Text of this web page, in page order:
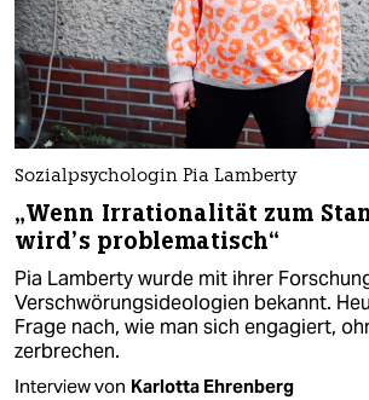
Sozialpsychologin Pia Lamberty
„Wenn Irrationalität zum
wird’s problematisch“
Pia Lamberty wurde mit ihrer
Verschwörungsideologien bekannt.
Frage nach, wie man sich engagiert,
zerbrechen.
Interview von Karlotta Ehrenberg